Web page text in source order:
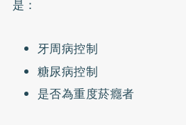
是：
牙周病控制
糖尿病控制
是否為重度菸癮者